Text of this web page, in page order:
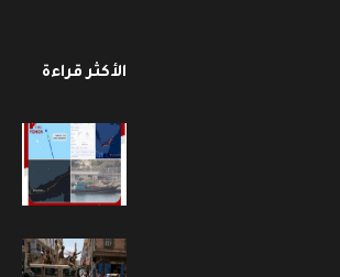
الأكثر قراءة